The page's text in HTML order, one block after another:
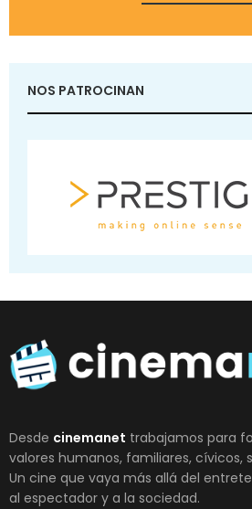
NOS PATROCINAN
Desde cinemanet trabajamos para
valores humanos, familiares, cívicos,
Un cine que vaya más allá del
al espectador y a la sociedad.